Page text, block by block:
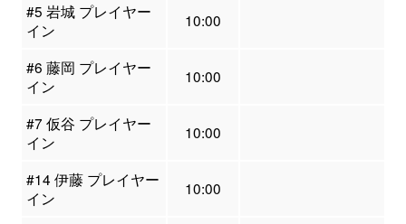
#5 岩城 プレイヤー
イン
10:00
#6 藤岡 プレイヤー
イン
10:00
#7 仮谷 プレイヤー
イン
10:00
#14 伊藤 プレイヤー
イン
10:00